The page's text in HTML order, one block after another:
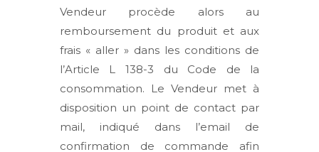
Vendeur procède alors au
remboursement du produit et aux
frais « aller » dans les conditions de
l’Article L 138-3 du Code de la
consommation. Le Vendeur met à
disposition un point de contact par
mail, indiqué dans l’email de
confirmation de commande afin